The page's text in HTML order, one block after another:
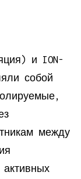
и ION-
собой
между